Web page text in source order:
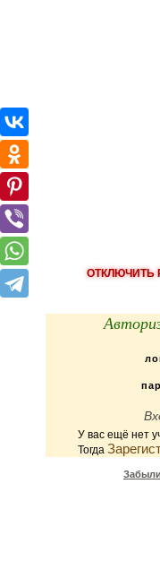
ОТКЛЮЧИТЬ
У вас ещё нет
Тогда